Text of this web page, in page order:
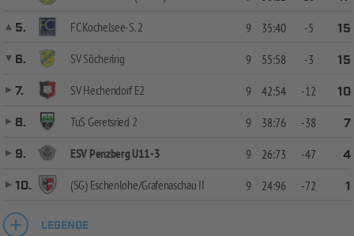
5.
FC Kochelsee-S. 2 9 35:40 -5
15
6.
SV Söchering 9 55:58 -3
15
7.
SV Hechendorf E2 9 42:54 -12
10
8.
TuS Geretsried 2 9 38:76 -38
7
9.
ESV Penzberg U11-3 9 26:73 -47
4
10.
(SG) Eschenlohe/Grafenaschau II 9 24:96 -72 1
LEGENDE